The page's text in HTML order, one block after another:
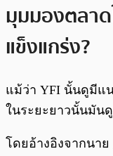
มุมมองตลาด
แข็งแกร่ง?
แม้ว่า YFI นั้นดูมีแ
ในระยะยาวนั้นมันดู
โดยอ้างอิงจากนาย